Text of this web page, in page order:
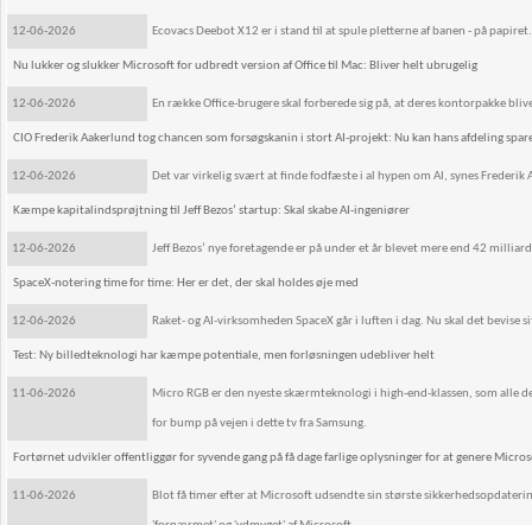
12-06-2026 Ecovacs Deebot X12 er i stand til at spule pletterne af banen - på
Nu lukker og slukker Microsoft for udbredt version af Office til Mac: Bliver helt ubrugelig
12-06-2026 En række Office-brugere skal forberede sig på, at deres kontorpakke
CIO Frederik Aakerlund tog chancen som forsøgskanin i stort AI-projekt: Nu kan hans afdeling
12-06-2026 Det var virkelig svært at finde fodfæste i al hypen om AI, synes Frederik
Kæmpe kapitalindsprøjtning til Jeff Bezos’ startup: Skal skabe AI-ingeniører
12-06-2026 Jeff Bezos’ nye foretagende er på under et år blevet mere end 42
SpaceX-notering time for time: Her er det, der skal holdes øje med
12-06-2026 Raket- og AI-virksomheden SpaceX går i luften i dag. Nu skal det
Test: Ny billedteknologi har kæmpe potentiale, men forløsningen udebliver helt
11-06-2026 Micro RGB er den nyeste skærmteknologi i high-end-klassen, som
for bump på vejen i dette tv fra Samsung.
Fortørnet udvikler offentliggør for syvende gang på få dage farlige oplysninger for at genere
11-06-2026 Blot få timer efter at Microsoft udsendte sin største